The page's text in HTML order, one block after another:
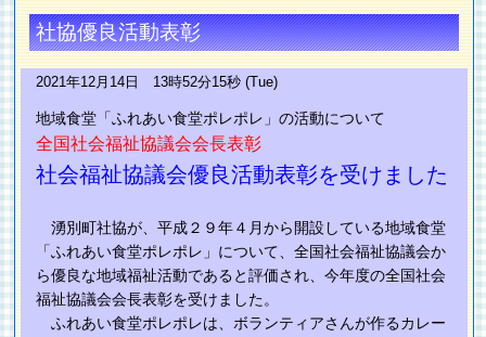
社協優良活動表彰
2021年12月14日 13時52分15秒 (Tue)
地域食堂「ふれあい食堂ポレポレ」の活動について
全国社会福祉協議会会長表彰
社会福祉協議会優良活動表彰を受けました
湧別町社協が、平成２９年４月から開設している地域食堂
「ふれあい食堂ポレポレ」について、全国社会福祉協議会か
ら優良な地域福祉活動であると評価され、今年度の全国社会
福祉協議会会長表彰を受けました。
ふれあい食堂ポレポレは、ボランティアさんが作るカレー